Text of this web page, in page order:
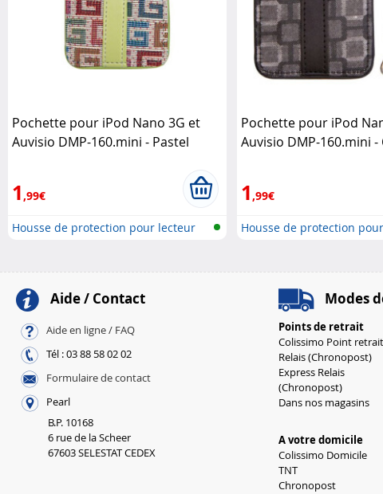
Pochette pour iPod Nano 3G et
Auvisio DMP-160.mini - Pastel
1,99€
Housse de protection pour lecteur
Pochette pour iPod
Auvisio DMP-160.mini -
1,99€
Housse de protection
Aide / Contact
Aide en ligne / FAQ
Tél : 03 88 58 02 02
Formulaire de contact
Pearl
B.P. 10168
6 rue de la Scheer
67603 SELESTAT CEDEX
Modes
Points de retrait
Colissimo Point retrait
Relais (Chronopost)
Express Relais
(Chronopost)
Dans nos magasins
A votre domicile
Colissimo Domicile
TNT
Chronopost